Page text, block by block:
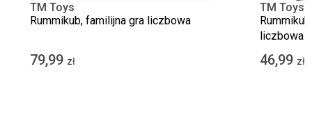
TM Toys
Rummikub, familijna gra liczbowa
79,99 zł
TM Toys
liczbowa
46,99 zł